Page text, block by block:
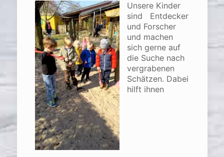
Unsere Kinder
sind Entdecker
und Forscher
und machen
sich gerne auf
die Suche nach
vergrabenen
Schätzen. Dabei
hilft ihnen